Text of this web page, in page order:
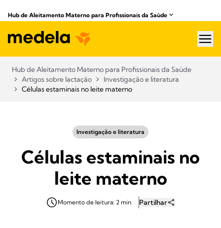
Hub de Aleitamento Materno para Profissionais da Saúde​
Hub de Aleitamento Materno para Profissionais da Saúde​
Artigos sobre lactação
Investigação e literatura
Células estaminais no leite materno
Investigação e literatura
Células estaminais no
leite materno
Momento de leitura: 2 min. Partilhar